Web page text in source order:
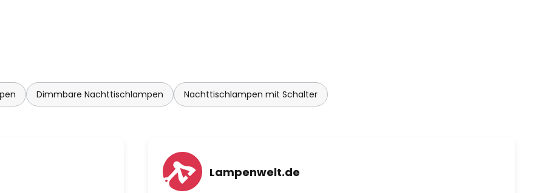
Dimmbare Nachttischlampen Nachttischlampen mit Schalter
Lampenwelt.de